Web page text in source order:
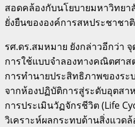
สอดคล้องกับนโยบายมหาวิทย
ยั่งยืนขององค์การสหประชาชาติ
รศ.ดร.สมหมาย ยังกล่าวอีกว่า
การใช้แบบจำลองทางคณิตศาส
การทำนายประสิทธิภาพของระ
จากห้องปฏิบัติการสู่ระดับอุตสา
การประเมินวัฏจักรชีวิต (Life
วิเคราะห์ผลกระทบด้านสิ่งแวด